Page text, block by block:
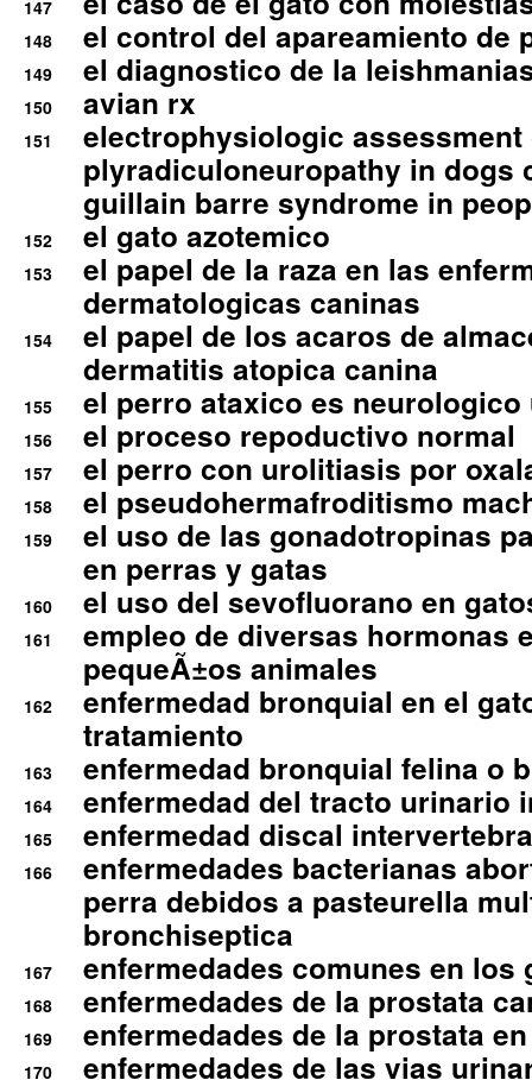
147
148 el control del apareamiento de
149 el diagnostico de la
150 avian rx
151
electrophysiologic assessment
plyradiculoneuropathy in dogs
guillain barre syndrome in
152 el gato azotemico
153
el papel de la raza en las
dermatologicas caninas
154
el papel de los acaros de
dermatitis atopica canina
155 el perro ataxico es
156 el proceso repoductivo normal
157 el perro con urolitiasis por
158 el pseudohermafroditismo
159
el uso de las gonadotropinas
en perras y gatas
160 el uso del sevofluorano en
161
empleo de diversas hormonas
pequeÃ±os animales
162
enfermedad bronquial en el
tratamiento
163 enfermedad bronquial felina o
164 enfermedad del tracto urinario
165 enfermedad discal
166
enfermedades bacterianas
perra debidos a pasteurella
bronchiseptica
167 enfermedades comunes en los
168 enfermedades de la prostata
169 enfermedades de la prostata
170 enfermedades de las vias